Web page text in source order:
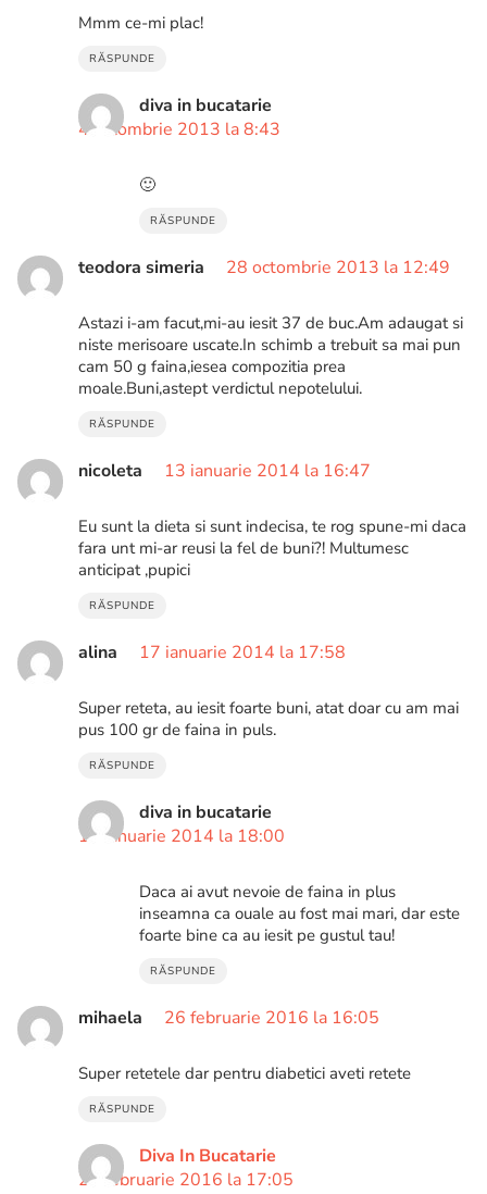
Mmm ce-mi plac!
RĂSPUNDE
diva in bucatarie
4 octombrie 2013 la 8:43
🙂
RĂSPUNDE
teodora simeria 28 octombrie 2013 la 12:49
Astazi i-am facut,mi-au iesit 37 de buc.Am adaugat si
niste merisoare uscate.In schimb a trebuit sa mai pun
cam 50 g faina,iesea compozitia prea
moale.Buni,astept verdictul nepotelului.
RĂSPUNDE
nicoleta 13 ianuarie 2014 la 16:47
Eu sunt la dieta si sunt indecisa, te rog spune-mi daca
fara unt mi-ar reusi la fel de buni?! Multumesc
anticipat ,pupici
RĂSPUNDE
alina 17 ianuarie 2014 la 17:58
Super reteta, au iesit foarte buni, atat doar cu am mai
pus 100 gr de faina in puls.
RĂSPUNDE
diva in bucatarie
17 ianuarie 2014 la 18:00
Daca ai avut nevoie de faina in plus
inseamna ca ouale au fost mai mari, dar este
foarte bine ca au iesit pe gustul tau!
RĂSPUNDE
mihaela 26 februarie 2016 la 16:05
Super retetele dar pentru diabetici aveti retete
RĂSPUNDE
Diva In Bucatarie
26 februarie 2016 la 17:05